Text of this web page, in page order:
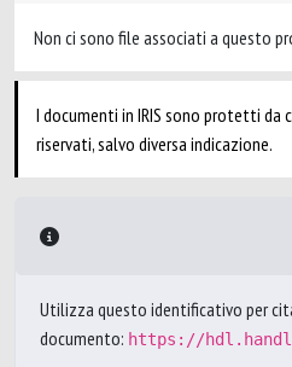
Non ci sono file associati a questo
I documenti in IRIS sono protetti
riservati, salvo diversa indicazione.
Utilizza questo identificativo per
documento: https://